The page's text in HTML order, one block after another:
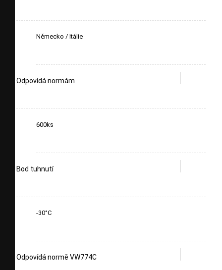
Německo / Itálie
Odpovídá normám
600ks
Bod tuhnutí
-30°C
Odpovídá normě VW774C